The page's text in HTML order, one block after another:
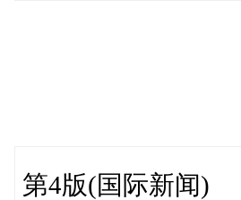
第4版(国际新闻)